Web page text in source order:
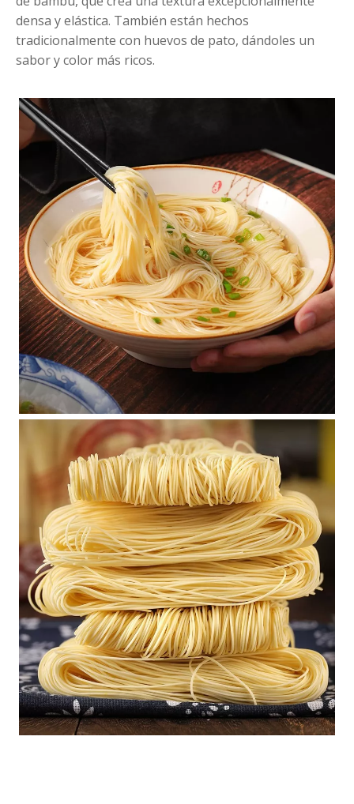
densa y elástica. También están hechos
tradicionalmente con huevos de pato, dándoles un
sabor y color más ricos.